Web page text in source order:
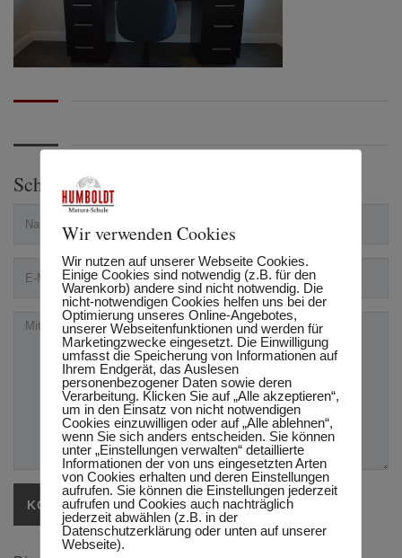
Schreibe einen Kommentar
Wir verwenden Cookies
Wir nutzen auf unserer Webseite Cookies.
Einige Cookies sind notwendig (z.B. für den
Warenkorb) andere sind nicht notwendig. Die
nicht-notwendigen Cookies helfen uns bei der
Optimierung unseres Online-Angebotes,
unserer Webseitenfunktionen und werden für
Marketingzwecke eingesetzt. Die Einwilligung
umfasst die Speicherung von Informationen auf
Ihrem Endgerät, das Auslesen
personenbezogener Daten sowie deren
Verarbeitung. Klicken Sie auf „Alle akzeptieren“,
um in den Einsatz von nicht notwendigen
Cookies einzuwilligen oder auf „Alle ablehnen“,
wenn Sie sich anders entscheiden. Sie können
unter „Einstellungen verwalten“ detaillierte
Informationen der von uns eingesetzten Arten
von Cookies erhalten und deren Einstellungen
aufrufen. Sie können die Einstellungen jederzeit
aufrufen und Cookies auch nachträglich
jederzeit abwählen (z.B. in der
Datenschutzerklärung oder unten auf unserer
Webseite).